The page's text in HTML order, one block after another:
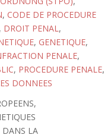
, CODE DE PROCEDURE
, DROIT PENAL,
, GENETIQUE,
PENALE,
, PROCEDURE PENALE,
DONNEES
DANS LA